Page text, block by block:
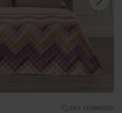
SKU: LE08900201